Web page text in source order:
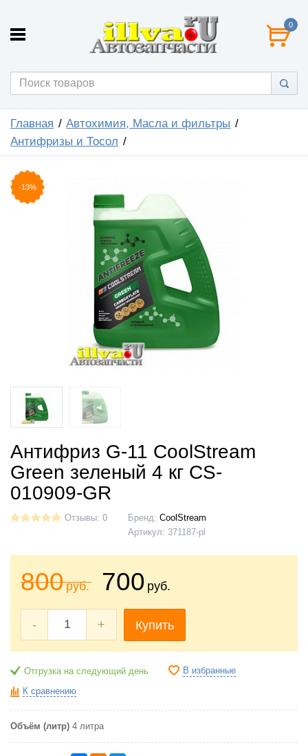
0
Главная
Автохимия, Масла и фильтры
Антифризы и Тосол
-13%
Антифриз G-11 CoolStream
Green зеленый 4 кг CS-
010909-GR
Отзывы: 0 Бренд: CoolStream
Артикул: 371187-pl
800руб. 700 руб.
- + Купить
Отгрузка на следующий день В избранные
К сравнению
Объём (литр) 4 литра